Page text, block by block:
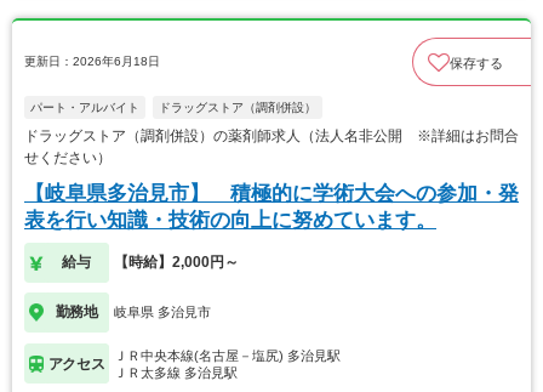
更新日：2026年6月18日 保存する
パート・アルバイト ドラッグストア（調剤併設）
ドラッグストア（調剤併設）の薬剤師求人（法人名非公開 ※詳細はお問合
せください）
【岐阜県多治見市】 積極的に学術大会への参加・発
表を行い知識・技術の向上に努めています。
給与 【時給】2,000円～
勤務地 岐阜県 多治見市
アクセス
ＪＲ中央本線(名古屋－塩尻) 多治見駅
ＪＲ太多線 多治見駅